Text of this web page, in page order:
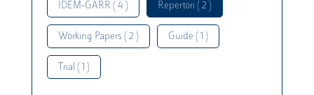
IDEM-GARR ( 4 ) Repertori ( 2 )
Working Papers ( 2 ) Guide ( 1 )
Trial ( 1 )